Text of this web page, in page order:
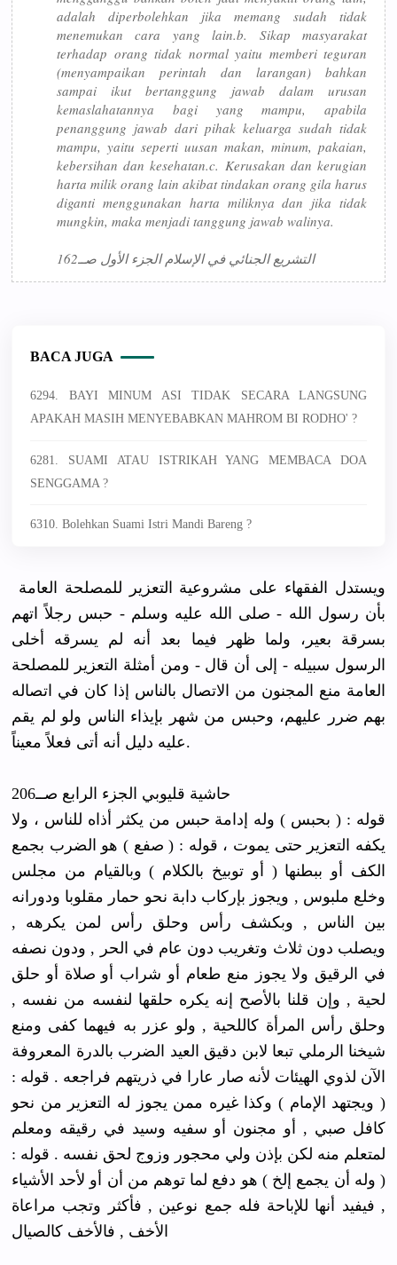
adalah diperbolehkan jika memang sudah tidak
menemukan cara yang lain.b. Sikap masyarakat
terhadap orang tidak normal yaitu memberi teguran
(menyampaikan perintah dan larangan) bahkan
sampai ikut bertanggung jawab dalam urusan
kemaslahatannya bagi yang mampu, apabila
penanggung jawab dari pihak keluarga sudah tidak
mampu, yaitu seperti uusan makan, minum, pakaian,
kebersihan dan kesehatan.c. Kerusakan dan kerugian
harta milik orang lain akibat tindakan orang gila harus
diganti menggunakan harta miliknya dan jika tidak
mungkin, maka menjadi tanggung jawab walinya.
التشريع الجنائي في الإسلام الجزء الأول صــ162
BACA JUGA
6294. BAYI MINUM ASI TIDAK SECARA LANGSUNG
APAKAH MASIH MENYEBABKAN MAHROM BI RODHO' ?
6281. SUAMI ATAU ISTRIKAH YANG MEMBACA DOA
SENGGAMA ?
6310. Bolehkan Suami Istri Mandi Bareng ?
بأن رسول الله - صلى الله عليه وسلم - حبس رجلاً اتهم
بسرقة بعير، ولما ظهر فيما بعد أنه لم يسرقه أخلى
الرسول سبيله - إلى أن قال - ومن أمثلة التعزير للمصلحة
العامة منع المجنون من الاتصال بالناس إذا كان في اتصاله
بهم ضرر عليهم، وحبس من شهر بإيذاء الناس ولو لم يقم
عليه دليل أنه أتى فعلاً معيناً.
حاشية قليوبي الجزء الرابع صــ206
قوله : ( بحبس ) وله إدامة حبس من يكثر أذاه للناس ، ولا
يكفه التعزير حتى يموت ، قوله : ( صفع ) هو الضرب بجمع
الكف أو ببطنها ( أو توبيخ بالكلام ) وبالقيام من مجلس
وخلع ملبوس , ويجوز بإركاب دابة نحو حمار مقلوبا ودورانه
بين الناس , وبكشف رأس وحلق رأس لمن يكرهه ,
ويصلب دون ثلاث وتغريب دون عام في الحر , ودون نصفه
في الرقيق ولا يجوز منع طعام أو شراب أو صلاة أو حلق
لحية , وإن قلنا بالأصح إنه يكره حلقها لنفسه من نفسه ,
وحلق رأس المرأة كاللحية , ولو عزر به فيهما كفى ومنع
شيخنا الرملي تبعا لابن دقيق العيد الضرب بالدرة المعروفة
الآن لذوي الهيئات لأنه صار عارا في ذريتهم فراجعه . قوله :
( ويجتهد الإمام ) وكذا غيره ممن يجوز له التعزير من نحو
كافل صبي , أو مجنون أو سفيه وسيد في رقيقه ومعلم
لمتعلم منه لكن بإذن ولي محجور وزوج لحق نفسه . قوله :
( وله أن يجمع إلخ ) هو دفع لما توهم من أن أو لأحد الأشياء
, فيفيد أنها للإباحة فله جمع نوعين , فأكثر وتجب مراعاة
الأخف , فالأخف كالصيال